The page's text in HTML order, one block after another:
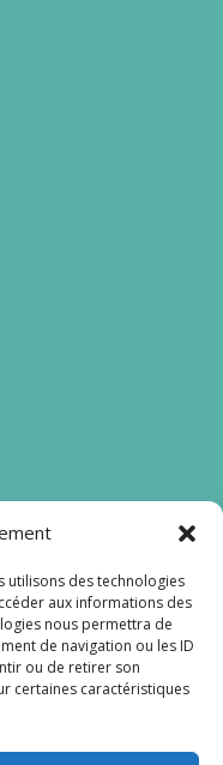
utilisons des technologies
aux informations des
nous permettra de
de navigation ou les ID
ou de retirer son
certaines caractéristiques